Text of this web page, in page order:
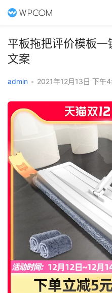
平板拖把评价模板
文案
admin • 2021年12月13日 下午